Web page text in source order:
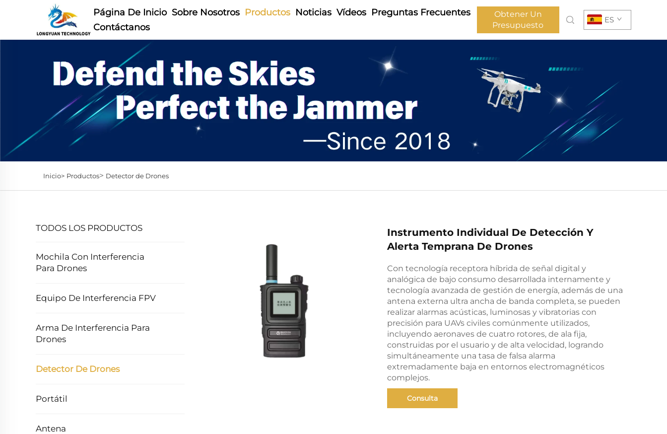
Página De Inicio Sobre Nosotros Productos Noticias Vídeos Preguntas Frecuentes
Contáctanos
Obtener Un
Presupuesto
ES
Inicio> Productos> Detector de Drones
TODOS LOS PRODUCTOS
Mochila Con Interferencia
Para Drones
Equipo De Interferencia FPV
Arma De Interferencia Para
Drones
Detector De Drones
Portátil
Antena
Instrumento Individual De Detección Y
Alerta Temprana De Drones
Con tecnología receptora híbrida de señal digital y
analógica de bajo consumo desarrollada internamente y
tecnología avanzada de gestión de energía, además de una
antena externa ultra ancha de banda completa, se pueden
realizar alarmas acústicas, luminosas y vibratorias con
precisión para UAVs civiles comúnmente utilizados,
incluyendo aeronaves de cuatro rotores, de ala fija,
construidas por el usuario y de alta velocidad, logrando
simultáneamente una tasa de falsa alarma
extremadamente baja en entornos electromagnéticos
complejos.
Consulta